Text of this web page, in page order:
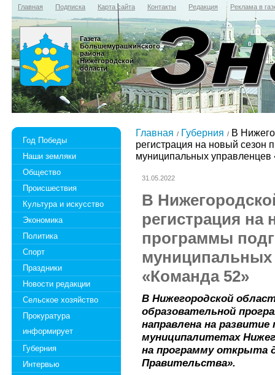
Главная Подписка Карта сайта Контакты Редакция Реклама в
Газета
Большемурашкинского
района
Нижегородской
области
Год Победы
Наши земляки
Общество
Происшествия
Культура и искусство
Экономика
Политика
Спорт
Праздники
Новости редакции
Сельское хозяйство
Прокуратура
информирует
Губерния
Интервью
Главная Губерния
В
регистрация на новый сезон
муниципальных
31.05.2022
В
регистрация на
программы
муниципальных
«Команда 52»
В Нижегородской
образовательной
направлена на
муниципалитетах
на программу открыта
Правительства».